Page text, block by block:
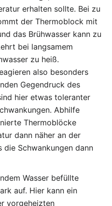
erhalten sollte. Bei zu
der Thermoblock mit
das Brühwasser kann zu
bei langsamem
zu heiß.
also besonders
Gegendruck des
hier etwas toleranter
Abhilfe
Thermoblöcke
dann näher an der
Schwankungen dann
Wasser befüllte
auf. Hier kann ein
vorgeheizten